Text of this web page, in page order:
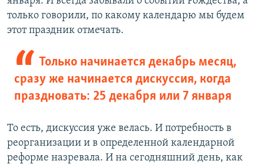
только говорили, по какому календарю мы будем
этот праздник отмечать.
Только начинается декабрь месяц,
сразу же начинается дискуссия, когда
праздновать: 25 декабря или 7 января
То есть, дискуссия уже велась. И потребность в
реорганизации и в определенной календарной
реформе назревала. И на сегодняшний день, как